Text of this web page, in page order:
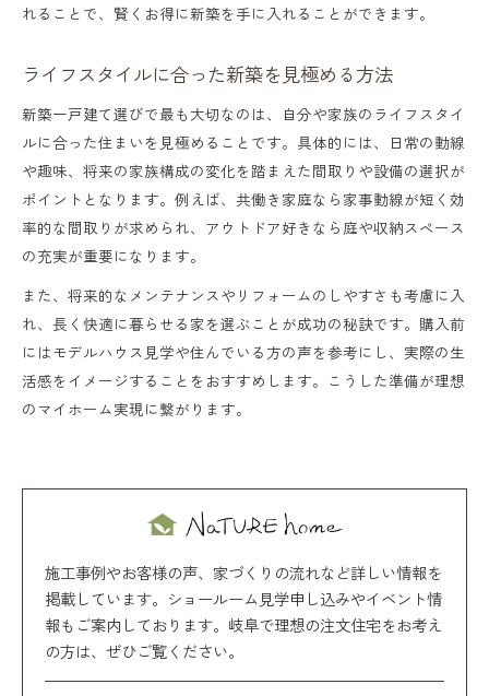
れることで、賢くお得に新築を手に入れることができます。
ライフスタイルに合った新築を見極める方法
新築一戸建て選びで最も大切なのは、自分や家族のライフスタイ
ルに合った住まいを見極めることです。具体的には、日常の動線
や趣味、将来の家族構成の変化を踏まえた間取りや設備の選択が
ポイントとなります。例えば、共働き家庭なら家事動線が短く効
率的な間取りが求められ、アウトドア好きなら庭や収納スペース
の充実が重要になります。
また、将来的なメンテナンスやリフォームのしやすさも考慮に入
れ、長く快適に暮らせる家を選ぶことが成功の秘訣です。購入前
にはモデルハウス見学や住んでいる方の声を参考にし、実際の生
活感をイメージすることをおすすめします。こうした準備が理想
のマイホーム実現に繋がります。
施工事例やお客様の声、家づくりの流れなど詳しい情報を
掲載しています。ショールーム見学申し込みやイベント情
報もご案内しております。岐阜で理想の注文住宅をお考え
の方は、ぜひご覧ください。